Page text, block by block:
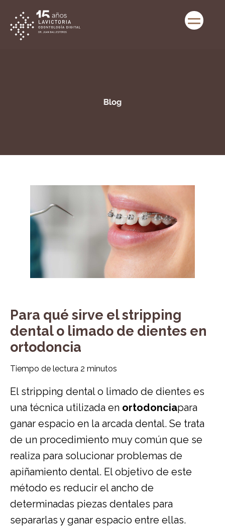
Para qué sirve el stripping
dental o limado de dientes en
ortodoncia
Tiempo de lectura 2 minutos
El stripping dental o limado de dientes es
una técnica utilizada en ortodonciapara
ganar espacio en la arcada dental. Se trata
de un procedimiento muy común que se
realiza para solucionar problemas de
apiñamiento dental. El objetivo de este
método es reducir el ancho de
determinadas piezas dentales para
separarlas y ganar espacio entre ellas.